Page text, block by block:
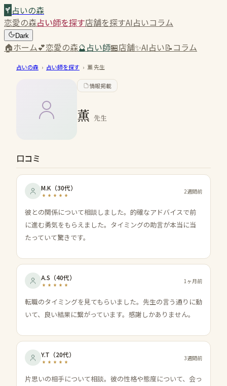
占いの森
恋愛の森占い師を探す店舗を探すAI占いコラム
Dark
🏠ホーム💕恋愛の森🔮占い師🏪店舗✨AI占い📝コラム
占いの森 › 占い師を探す › 薫先生
情報掲載
薫 先生
口コミ
M.K （30代） 2週間前
彼との関係について相談しました。的確なアドバイスで前
に進む勇気をもらえました。タイミングの助言が本当に当
たっていて驚きです。
A.S （40代） 1ヶ月前
転職のタイミングを見てもらいました。先生の言う通りに動
いて、良い結果に繋がっています。感謝しかありません。
Y.T （20代） 3週間前
片思いの相手について相談。彼の性格や態度について、会っ